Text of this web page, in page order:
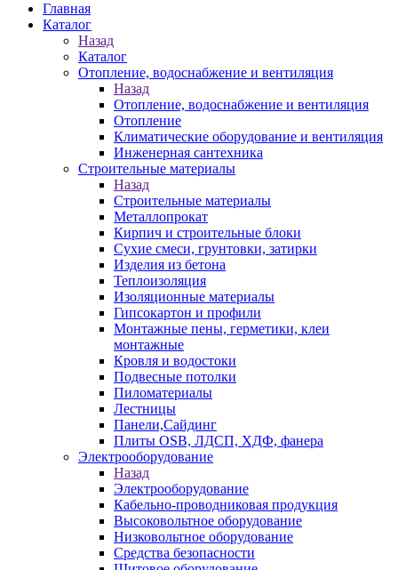
Главная
Каталог
Назад
Каталог
Отопление, водоснабжение и вентиляция
Назад
Отопление, водоснабжение и вентиляция
Отопление
Климатические оборудование и вентиляция
Инженерная сантехника
Строительные материалы
Назад
Строительные материалы
Металлопрокат
Кирпич и строительные блоки
Сухие смеси, грунтовки, затирки
Изделия из бетона
Теплоизоляция
Изоляционные материалы
Гипсокартон и профили
Монтажные пены, герметики, клеи
монтажные
Кровля и водостоки
Подвесные потолки
Пиломатериалы
Лестницы
Панели,Сайдинг
Плиты OSB, ЛДСП, ХДФ, фанера
Электрооборудование
Назад
Электрооборудование
Кабельно-проводниковая продукция
Высоковольтное оборудование
Низковольтное оборудование
Средства безопасности